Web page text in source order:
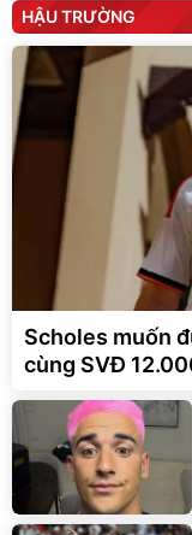
HẬU TRƯỜNG
Scholes muốn
cùng SVĐ